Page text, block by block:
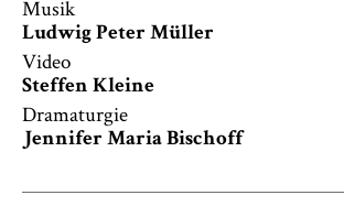
Musik
Ludwig Peter Müller
Video
Steffen Kleine
Dramaturgie
Jennifer Maria Bischoff